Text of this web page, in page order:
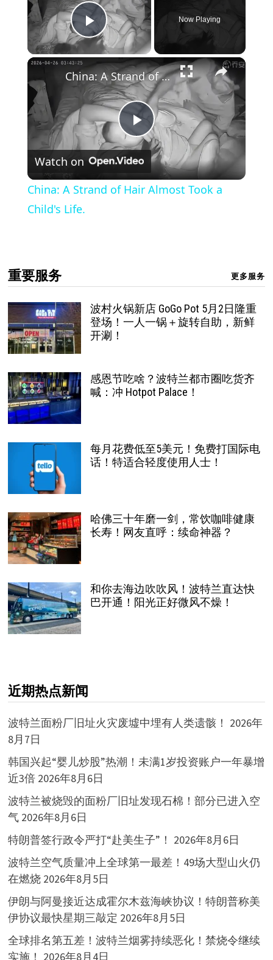
Play Video
Now Playing
×
Play
Video
China: A Strand of Hair Almost Took a Child's Life.
Watch on
China: A Strand of Hair Almost Took a
Child's Life.
重要服务 更多服务
波村火锅新店 GoGo Pot 5月2日隆重
登场！一人一锅＋旋转自助，新鲜
开涮！
感恩节吃啥？波特兰都市圈吃货齐
喊：冲 Hotpot Palace！
每月花费低至5美元！免费打国际电
话！特适合轻度使用人士！
哈佛三十年磨一剑，常饮咖啡健康
长寿！网友直呼：续命神器？
和你去海边吹吹风！波特兰直达快
巴开通！阳光正好微风不燥！
近期热点新闻
波特兰面粉厂旧址火灾废墟中埋有人类遗骸！ 2026年
8月7日
韩国兴起“婴儿炒股”热潮！未满1岁投资账户一年暴增
近3倍 2026年8月6日
波特兰被烧毁的面粉厂旧址发现石棉！部分已进入空
气 2026年8月6日
特朗普签行政令严打“赴美生子”！ 2026年8月6日
波特兰空气质量冲上全球第一最差！49场大型山火仍
在燃烧 2026年8月5日
伊朗与阿曼接近达成霍尔木兹海峡协议！特朗普称美
伊协议最快星期三敲定 2026年8月5日
全球排名第五差！波特兰烟雾持续恶化！禁烧令继续
实施！ 2026年8月4日